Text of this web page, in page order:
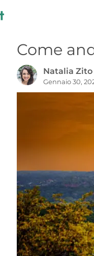
Come
Natalia Zito
Gennaio 30,